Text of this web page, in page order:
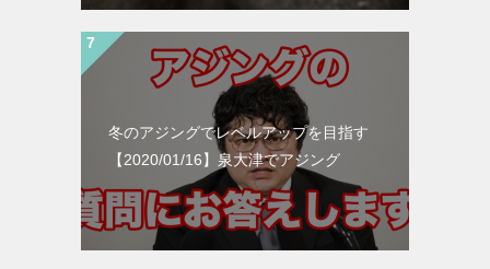
冬のアジングでレベルアップを目指す
【2020/01/16】泉大津でアジング